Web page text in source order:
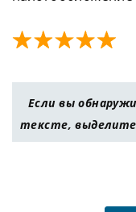
Если вы
тексте,